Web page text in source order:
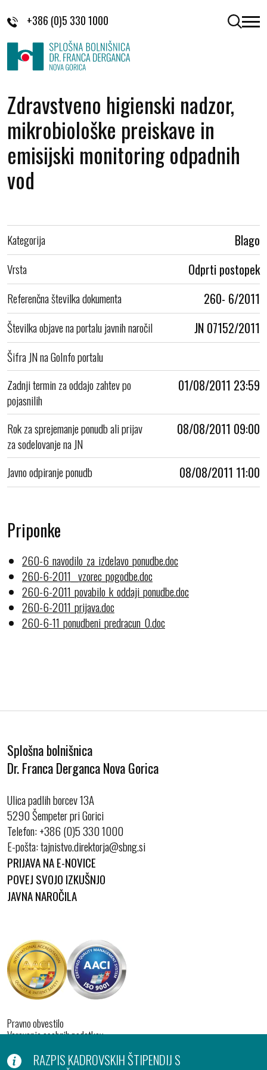
+386 (0)5 330 1000 odpri
Zdravstveno higienski nadzor,
mikrobiološke preiskave in
emisijski monitoring odpadnih
vod
Kategorija Blago
Vrsta Odprti postopek
Referenčna številka dokumenta 260- 6/2011
Številka objave na portalu javnih naročil JN 07152/2011
Šifra JN na GoInfo portalu
Zadnji termin za oddajo zahtev po
pojasnilih
01/08/2011 23:59
Rok za sprejemanje ponudb ali prijav
za sodelovanje na JN
08/08/2011 09:00
Javno odpiranje ponudb 08/08/2011 11:00
Priponke
260-6_navodilo_za_izdelavo_ponudbe.doc
260-6-2011__vzorec_pogodbe.doc
260-6-2011_povabilo_k_oddaji_ponudbe.doc
260-6-2011_prijava.doc
260-6-11_ponudbeni_predracun_0.doc
Splošna bolnišnica
Dr. Franca Derganca Nova Gorica
Ulica padlih borcev 13A
5290 Šempeter pri Gorici
Telefon:+386 (0)5 330 1000
E-pošta:
PRIJAVA NA E-NOVICE
POVEJ SVOJO IZKUŠNJO
JAVNA NAROČILA
Pravno obvestilo
Varovanje osebnih podatkov
PiškotkiRAZPIS KADROVSKIH ŠTIPENDIJ S